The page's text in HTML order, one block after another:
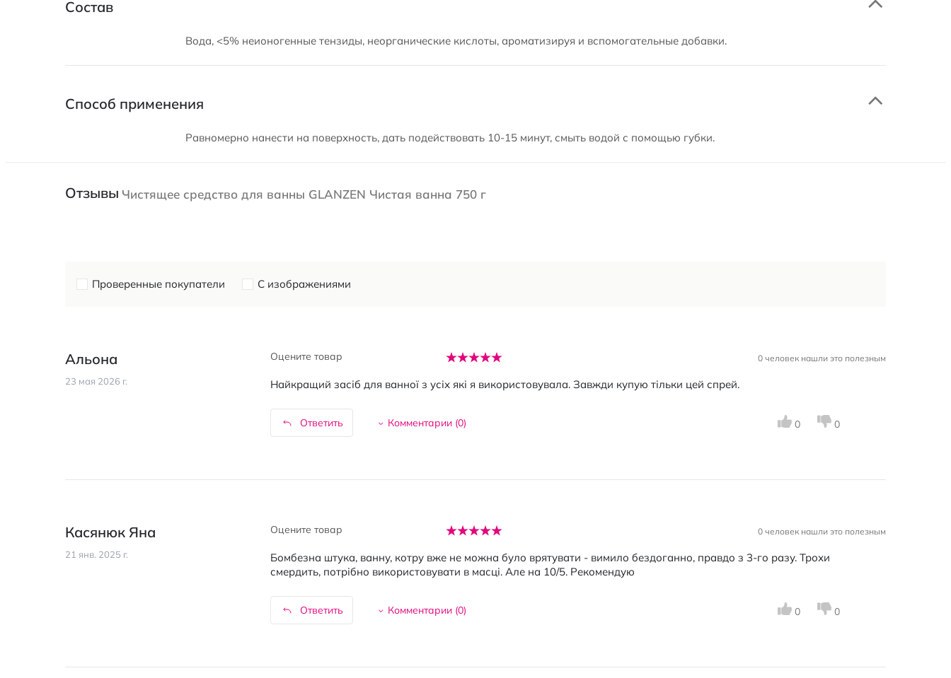
Состав
Вода, <5% неионогенные тензиды, неорганические кислоты, ароматизируя и вспомогательные добавки.
Способ применения
Равномерно нанести на поверхность, дать подействовать 10-15 минут, смыть водой с помощью губки.
Отзывы Чистящее средство для ванны GLANZEN Чистая ванна 750 г
Проверенные покупатели С изображениями
Альона
23 мая 2026 г.
0 человек нашли это полезным
Оцените товар
Найкращий засіб для ванної з усіх які я використовувала. Завжди купую тільки цей спрей.
Ответить Комментарии (0) 0 0
Касянюк Яна
21 янв. 2025 г.
0 человек нашли это полезным
Оцените товар
Бомбезна штука, ванну, котру вже не можна було врятувати - вимило бездоганно, правдо з 3-го разу. Трохи
смердить, потрібно використовувати в масці. Але на 10/5. Рекомендую
Ответить Комментарии (0) 0 0